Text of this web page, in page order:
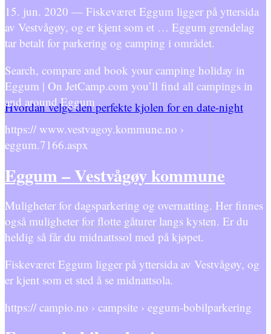
Hvordan velge den perfekte kjolen for en date-night
15. jun. 2020 — Fiskeværet Eggum ligger på yttersida
av Vestvågøy, og er kjent som et … Eggum grendelag
tar betalt for parkering og camping i området.
Search, compare and book your camping holiday in
Eggum | On JetCamp.com you’ll find all campings in
and around Eggum .
https:// www.vestvagoy.kommune.no ›
eggum.7166.aspx
Eggum – Vestvågøy kommune
Muligheter for dagsparkering og overnatting. Her finnes
også muligheter for flotte gåturer langs kysten. Er du
heldig så får du midnattssol med på kjøpet.
Fiskeværet Eggum ligger på yttersida av Vestvågøy, og
er kjent som et sted å se midnattsola.
https:// campio.no › campsite › eggum-bobilparkering